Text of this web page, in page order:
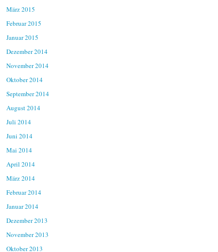
März 2015
Februar 2015
Januar 2015
Dezember 2014
November 2014
Oktober 2014
September 2014
August 2014
Juli 2014
Juni 2014
Mai 2014
April 2014
März 2014
Februar 2014
Januar 2014
Dezember 2013
November 2013
Oktober 2013